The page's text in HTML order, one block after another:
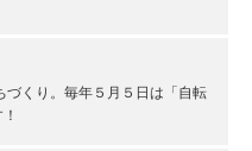
づくり。毎年５月５日は「自転